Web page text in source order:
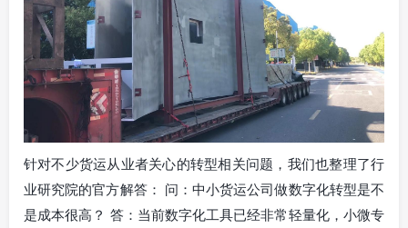
针对不少货运从业者关心的转型相关问题，我们也整理了行
业研究院的官方解答： 问：中小货运公司做数字化转型是不
是成本很高？ 答：当前数字化工具已经非常轻量化，小微专